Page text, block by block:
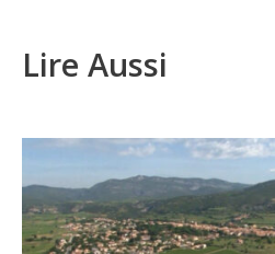
Lire Aussi